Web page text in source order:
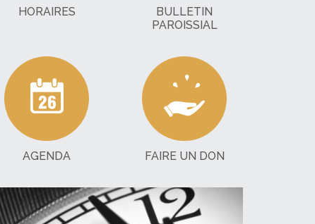
HORAIRES
BULLETIN
PAROISSIAL
AGENDA FAIRE UN DON